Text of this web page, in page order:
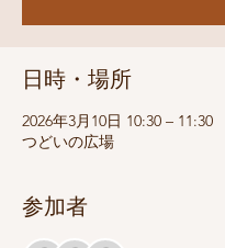
日時・場所
2026年3月10日 10:30 – 11:30
つどいの広場
参加者